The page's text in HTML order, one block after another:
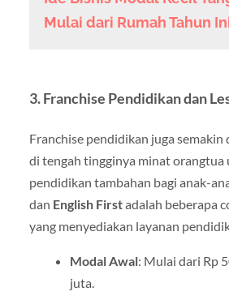
Mulai dari Rumah Tahun
3.Franchise Pendidikan dan
Franchise pendidikan juga
di tengah tingginya minat orangtua
pendidikan tambahan bagi anak-
dan English Firstadalah beberapa
yang menyediakan layanan
Modal Awal: Mulai dari Rp
juta.